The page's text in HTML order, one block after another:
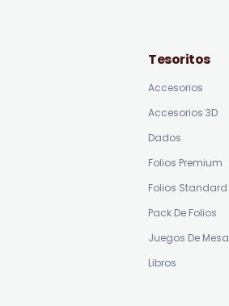
Tesoritos
Accesorios
Accesorios 3D
Dados
Folios Premium
Folios Standard
Pack De Folios
Juegos De Mesa
Libros